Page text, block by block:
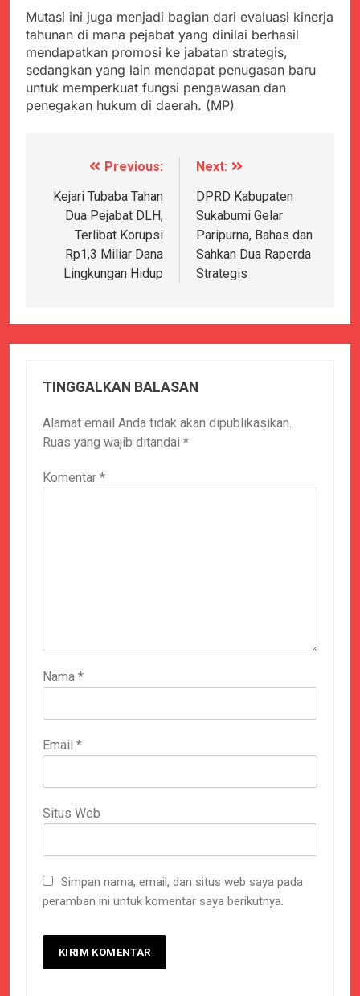
Mutasi ini juga menjadi bagian dari evaluasi kinerja
tahunan di mana pejabat yang dinilai berhasil
mendapatkan promosi ke jabatan strategis,
sedangkan yang lain mendapat penugasan baru
untuk memperkuat fungsi pengawasan dan
penegakan hukum di daerah. (MP)
Navigasi
pos
Previous:
Kejari Tubaba Tahan
Dua Pejabat DLH,
Terlibat Korupsi
Rp1,3 Miliar Dana
Lingkungan Hidup
Next:
DPRD Kabupaten
Sukabumi Gelar
Paripurna, Bahas dan
Sahkan Dua Raperda
Strategis
TINGGALKAN BALASAN
Alamat email Anda tidak akan dipublikasikan.
Ruas yang wajib ditandai *
Komentar *
Nama *
Email *
Situs Web
Simpan nama, email, dan situs web saya pada
peramban ini untuk komentar saya berikutnya.